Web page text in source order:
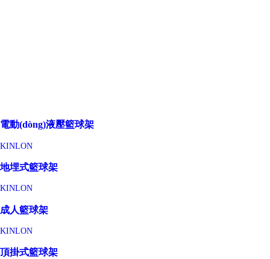
電動(dòng)液壓籃球架
KINLON
地埋式籃球架
KINLON
成人籃球架
KINLON
頂掛式籃球架